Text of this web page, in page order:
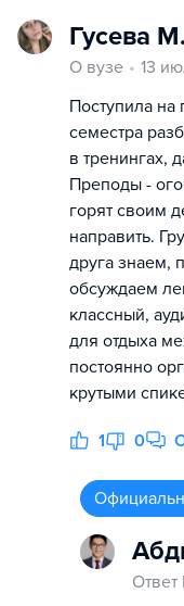
Гусева М.
О вузе
13
Поступила
семестра
в тренингах,
Преподы -
горят своим
направить.
друга знаем,
обсуждаем
классный,
для отдыха
постоянно
крутыми
1 0
Ответ